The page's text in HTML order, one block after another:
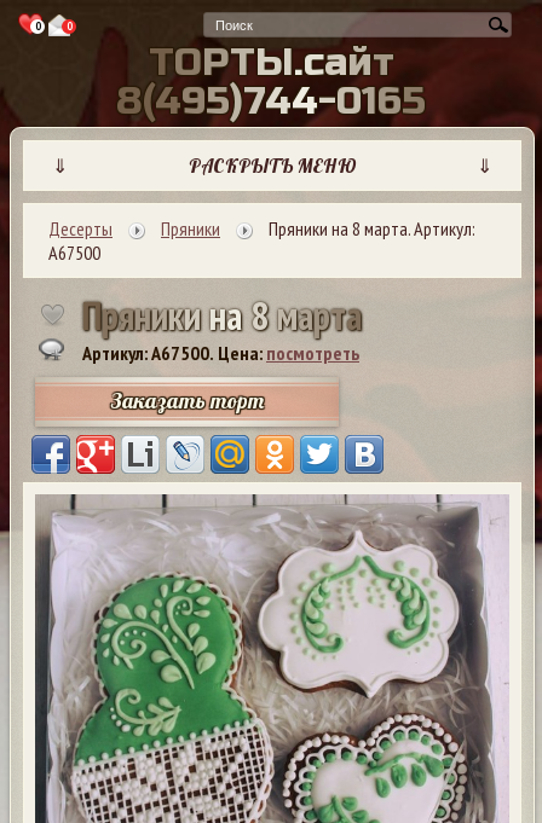
0 0
ТОРТЫ.сайт
8(495)744-0165
⇓ РАСКРЫТЬ МЕНЮ ⇓
Десерты Пряники
Пряники на 8 марта. Артикул:
А67500
Пряникина8марта
Артикул: A67500. Цена: посмотреть
Заказать торт